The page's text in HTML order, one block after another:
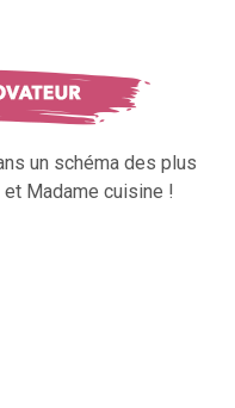
un schéma des plus
Madame cuisine !